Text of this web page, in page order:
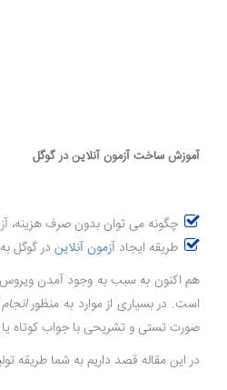
آموزش ساخت آزمون آنلاین در گوگل
چگونه می توان بدون صرف هزینه،
طریقه ایجاد آزمون آنلاین در گوگل
هم اکنون به سبب به وجود آمدن
است. در بسیاری از موارد به منظورانجام
صورت تستی و تشریحی با جواب کوتاه یا
در این مقاله قصد داریم به شما طریقه